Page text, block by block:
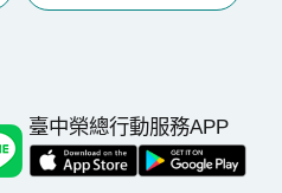
臺中榮總行動服務APP